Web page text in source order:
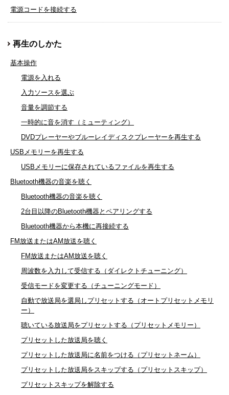
電源コードを接続する
再生のしかた
基本操作
電源を入れる
入力ソースを選ぶ
音量を調節する
一時的に音を消す（ミューティング）
DVDプレーヤーやブルーレイディスクプレーヤーを再生する
USBメモリーを再生する
USBメモリーに保存されているファイルを再生する
Bluetooth機器の音楽を聴く
Bluetooth機器の音楽を聴く
2台目以降のBluetooth機器とペアリングする
Bluetooth機器から本機に再接続する
FM放送またはAM放送を聴く
FM放送またはAM放送を聴く
周波数を入力して受信する（ダイレクトチューニング）
受信モードを変更する（チューニングモード）
自動で放送局を選局しプリセットする（オートプリセットメモリ
ー）
聴いている放送局をプリセットする（プリセットメモリー）
プリセットした放送局を聴く
プリセットした放送局に名前をつける（プリセットネーム）
プリセットした放送局をスキップする（プリセットスキップ）
プリセットスキップを解除する